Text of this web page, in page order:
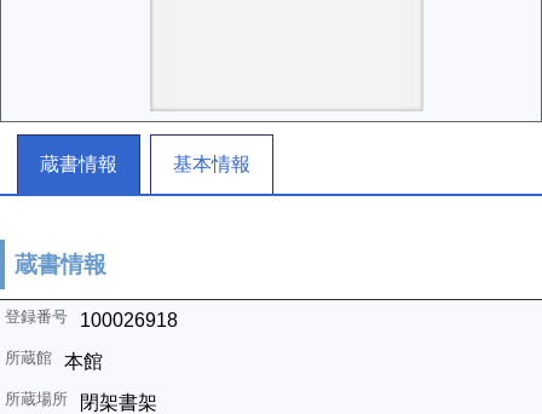
蔵書情報 基本情報
蔵書情報
100026918
本館
閉架書架